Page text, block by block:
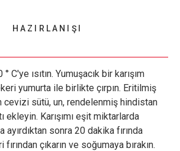
HAZIRLANIŞI
° C'ye ısıtın. Yumuşacık bir karışım
yumurta ile birlikte çırpın. Eritilmiş
cevizi sütü, un, rendelenmiş hindistan
ekleyin. Karışımı eşit miktarlarda
ayırdıktan sonra 20 dakika fırında
çıkarın ve soğumaya bırakın.